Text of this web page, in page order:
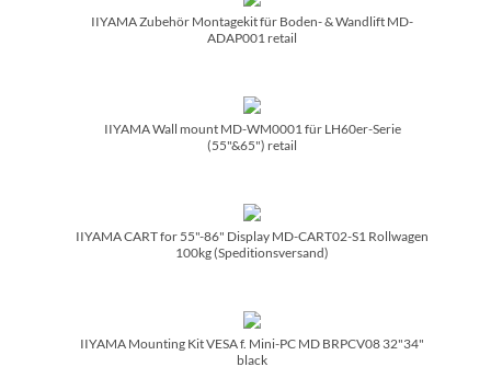
IIYAMA Zubehör Montagekit für Boden- & Wandlift MD-
ADAP001 retail
IIYAMA Wall mount MD-WM0001 für LH60er-Serie
(55"&65") retail
IIYAMA CART for 55"-86" Display MD-CART02-S1 Rollwagen
100kg (Speditionsversand)
IIYAMA Mounting Kit VESA f. Mini-PC MD BRPCV08 32"34"
black